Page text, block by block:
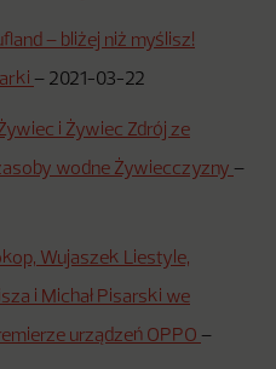
– bliżej niż myślisz!
– 2021-03-22
i Żywiec Zdrój ze
wodne Żywiecczyzny –
Wujaszek Liestyle,
i Michał Pisarski we
urządzeń OPPO –